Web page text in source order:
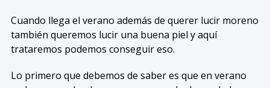
Cuando llega el verano además de querer lucir moreno
también queremos lucir una buena piel y aquí
trataremos podemos conseguir eso.
Lo primero que debemos de saber es que en verano